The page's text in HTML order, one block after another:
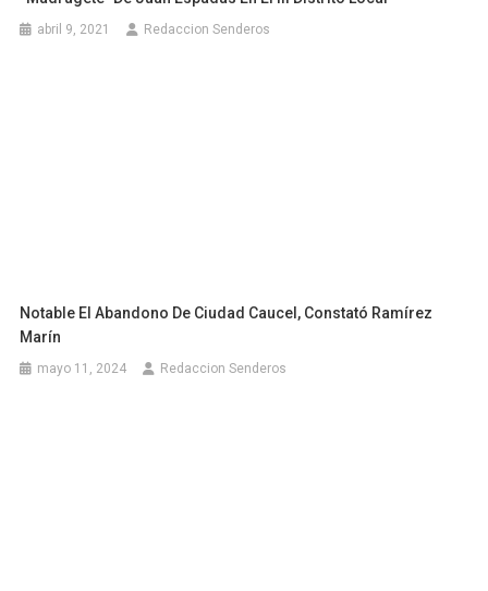
abril 9, 2021 Redaccion Senderos
Notable El Abandono De Ciudad Caucel, Constató Ramírez
Marín
mayo 11, 2024 Redaccion Senderos